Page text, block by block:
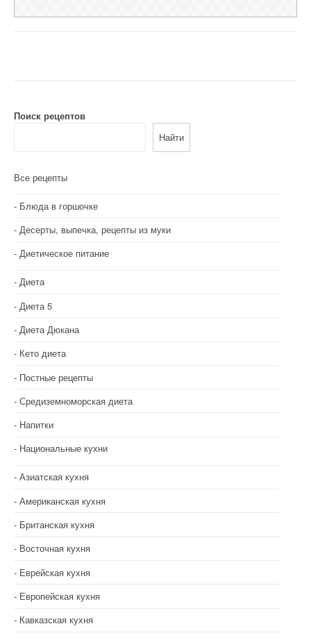
Поиск рецептов
Найти
Все рецепты
Блюда в горшочке
Десерты, выпечка, рецепты из муки
Диетическое питание
Диета
Диета 5
Диета Дюкана
Кето диета
Постные рецепты
Средиземноморская диета
Напитки
Национальные кухни
Азиатская кухня
Американская кухня
Британская кухня
Восточная кухня
Еврейская кухня
Европейская кухня
Кавказская кухня